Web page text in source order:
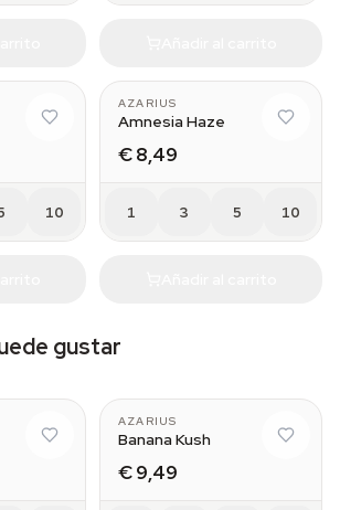
10
AZARIUS
Amnesia Haze
€ 8,49
1 3 5 10
gustar
AZARIUS
Banana Kush
€ 9,49